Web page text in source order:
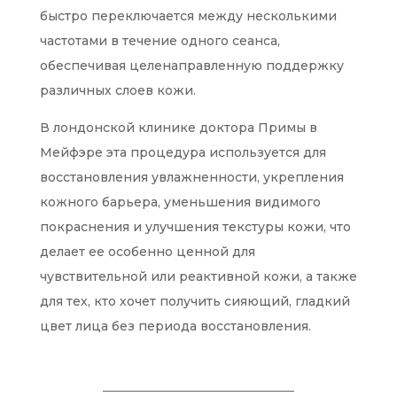
быстро переключается между несколькими
частотами в течение одного сеанса,
обеспечивая целенаправленную поддержку
различных слоев кожи.
В лондонской клинике доктора Примы в
Мейфэре эта процедура используется для
восстановления увлажненности, укрепления
кожного барьера, уменьшения видимого
покраснения и улучшения текстуры кожи, что
делает ее особенно ценной для
чувствительной или реактивной кожи, а также
для тех, кто хочет получить сияющий, гладкий
цвет лица без периода восстановления.